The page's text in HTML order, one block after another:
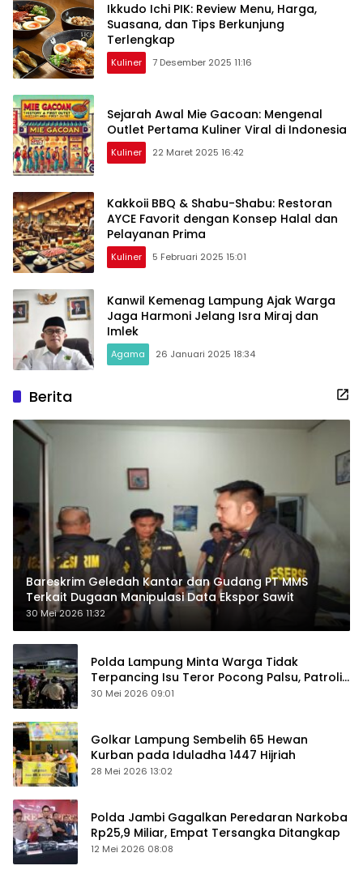
Ikkudo Ichi PIK: Review Menu, Harga,
Suasana, dan Tips Berkunjung
Terlengkap
Kuliner 7 Desember 2025 11:16
Sejarah Awal Mie Gacoan: Mengenal
Outlet Pertama Kuliner Viral di Indonesia
Kuliner 22 Maret 2025 16:42
Kakkoii BBQ & Shabu-Shabu: Restoran
AYCE Favorit dengan Konsep Halal dan
Pelayanan Prima
Kuliner 5 Februari 2025 15:01
Kanwil Kemenag Lampung Ajak Warga
Jaga Harmoni Jelang Isra Miraj dan
Imlek
Agama 26 Januari 2025 18:34
Berita
Bareskrim Geledah Kantor dan Gudang PT MMS
Terkait Dugaan Manipulasi Data Ekspor Sawit
30 Mei 2026 11:32
Polda Lampung Minta Warga Tidak
Terpancing Isu Teror Pocong Palsu, Patroli
Keamanan Ditingkatkan
30 Mei 2026 09:01
Golkar Lampung Sembelih 65 Hewan
Kurban pada Iduladha 1447 Hijriah
28 Mei 2026 13:02
Polda Jambi Gagalkan Peredaran Narkoba
Rp25,9 Miliar, Empat Tersangka Ditangkap
12 Mei 2026 08:08